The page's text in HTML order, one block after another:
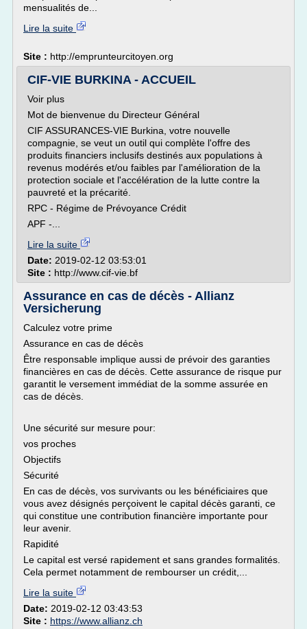
mensualités de...
Lire la suite
Site : http://emprunteurcitoyen.org
CIF-VIE BURKINA - ACCUEIL
Voir plus
Mot de bienvenue du Directeur Général
CIF ASSURANCES-VIE Burkina, votre nouvelle
compagnie, se veut un outil qui complète l'offre des
produits financiers inclusifs destinés aux populations à
revenus modérés et/ou faibles par l'amélioration de la
protection sociale et l'accélération de la lutte contre la
pauvreté et la précarité.
RPC - Régime de Prévoyance Crédit
APF -...
Lire la suite
Date: 2019-02-12 03:53:01
Site : http://www.cif-vie.bf
Assurance en cas de décès - Allianz
Versicherung
Calculez votre prime
Assurance en cas de décès
Être responsable implique aussi de prévoir des garanties
financières en cas de décès. Cette assurance de risque pur
garantit le versement immédiat de la somme assurée en
cas de décès.
Une sécurité sur mesure pour:
vos proches
Objectifs
Sécurité
En cas de décès, vos survivants ou les bénéficiaires que
vous avez désignés perçoivent le capital décès garanti, ce
qui constitue une contribution financière importante pour
leur avenir.
Rapidité
Le capital est versé rapidement et sans grandes formalités.
Cela permet notamment de rembourser un crédit,...
Lire la suite
Date: 2019-02-12 03:43:53
Site : https://www.allianz.ch